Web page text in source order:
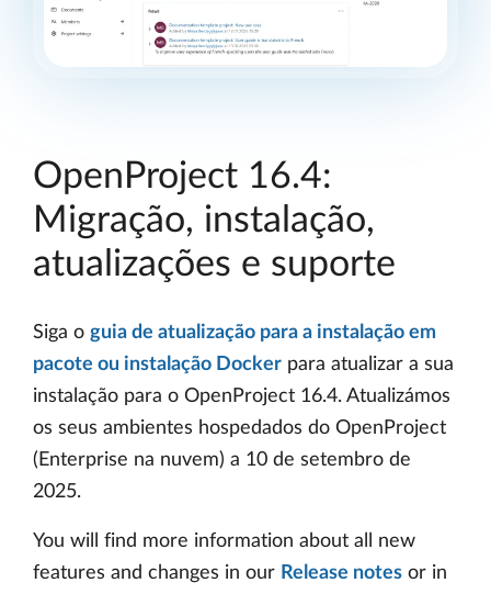
OpenProject 16.4:
Migração, instalação,
atualizações e suporte
Siga o guia de atualização para a instalação em
pacote ou instalação Docker para atualizar a sua
instalação para o OpenProject 16.4. Atualizámos
os seus ambientes hospedados do OpenProject
(Enterprise na nuvem) a 10 de setembro de
2025.
You will find more information about all new
features and changes in our Release notes or in